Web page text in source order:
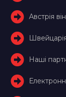
Австрія
Наші